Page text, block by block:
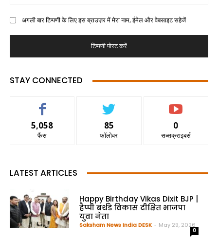
अगली बार टिप्पणी के लिए इस ब्राउज़र में मेरा नाम, ईमेल और वेबसाइट सहेजें
STAY CONNECTED
5,058
फैंस
85
फॉलोवर
0
सब्सक्राइबर्स
LATEST ARTICLES
Happy Birthday Vikas Dixit BJP |
हैप्पी बर्थडे विकास दीक्षित भाजपा
युवा नेता
Saksham News India DESK - May 29, 2026
0